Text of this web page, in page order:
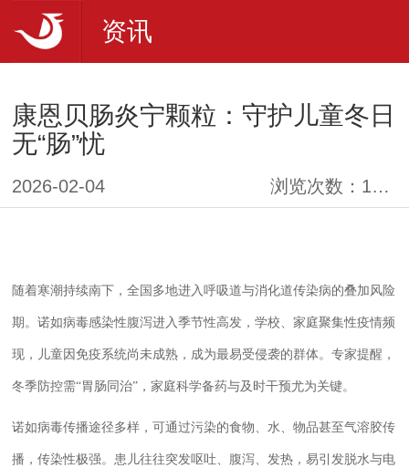
资讯
康恩贝肠炎宁颗粒：守护儿童冬日
无“肠”忧
2026-02-04 浏览次数： 11435
随着寒潮持续南下，全国多地进入呼吸道与消化道传染病的叠加风险
期。诺如病毒感染性腹泻进入季节性高发，学校、家庭聚集性疫情频
现，儿童因免疫系统尚未成熟，成为最易受侵袭的群体。专家提醒，
冬季防控需“胃肠同治”，家庭科学备药与及时干预尤为关键。
诺如病毒传播途径多样，可通过污染的食物、水、物品甚至气溶胶传
播，传染性极强。患儿往往突发呕吐、腹泻、发热，易引发脱水与电